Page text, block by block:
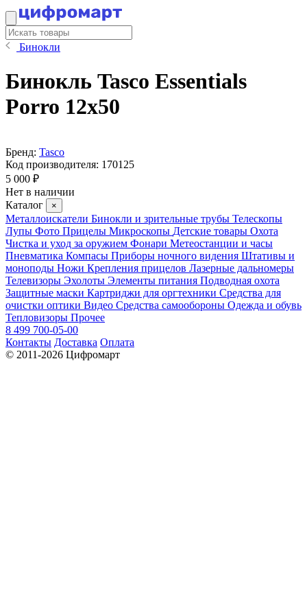
Бинокли
Бинокль Tasco Essentials
Porro 12x50
Бренд: Tasco
Код производителя: 170125
5 000 ₽
Нет в наличии
Каталог
×
Металлоискатели Бинокли и зрительные трубы Телескопы
Лупы Фото Прицелы Микроскопы Детские товары Охота
Чистка и уход за оружием Фонари Метеостанции и часы
Пневматика Компасы Приборы ночного видения Штативы и
моноподы Ножи Крепления прицелов Лазерные дальномеры
Телевизоры Эхолоты Элементы питания Подводная охота
Защитные маски Картриджи для оргтехники Средства для
очистки оптики Видео Средства самообороны Одежда и обувь
Тепловизоры Прочее
8 499 700-05-00
Контакты Доставка Оплата
© 2011-2026 Цифромарт